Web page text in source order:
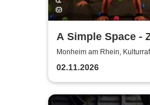
A Simple Space -
Körpertheater
Monheim am Rhein,
02.11.2026